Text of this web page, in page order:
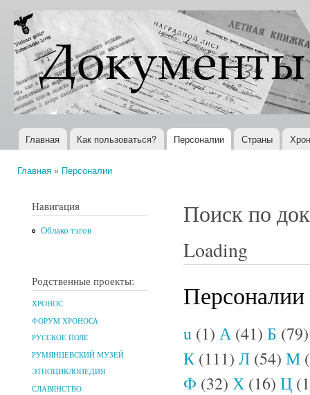
Документы
XX века
Всемирная
история в
Интернете
Главное меню
Главная Как пользоваться? Персоналии Страны
Главная » Персоналии
Навигация
Облако тэгов
Родственные проекты:
ХРОНОС
ФОРУМ ХРОНОСА
РУССКОЕ ПОЛЕ
РУМЯНЦЕВСКИЙ МУЗЕЙ
ЭТНОЦИКЛОПЕДИЯ
СЛАВЯНСТВО
Поиск по
Loading
Персоналии
u (1) А(41) Б
К (111) Л (54) М
Ф (32) Х (16) Ц